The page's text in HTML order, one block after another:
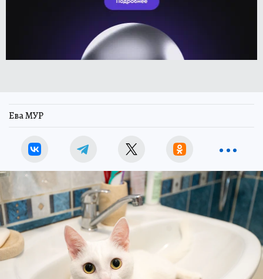
Ева МУР